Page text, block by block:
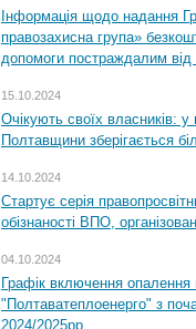
Інформація щодо надання
правозахисна група»
допомоги постраждалим від
15.10.2024
Очікують своїх власників: у
Полтавщини зберігається
14.10.2024
Стартує серія
обізнаності ВПО,
04.10.2024
Графік включення
"Полтаватеплоенерго" з
2024/2025рр.